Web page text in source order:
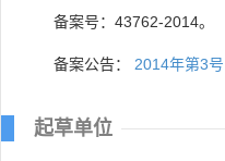
备案号：43762-2014。
备案公告： 2014年第3号
起草单位